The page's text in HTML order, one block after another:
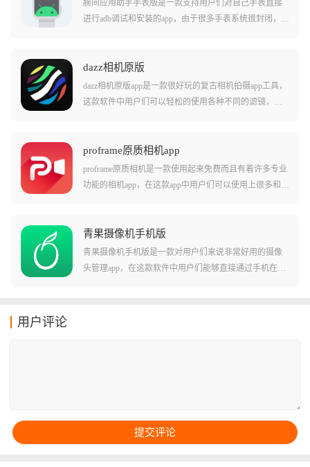
腕间应用助手手表版是一款支持用户们对自己手表直接
进行adb调试和安装的app，由于很多手表系统很封闭，许
令行的操作。在这款软件中还支持用户们进行各种手表
软件的获取和安装，并且允许对手表的细致权限进行修
改，使用起来非常轻松！
dazz相机原版
dazz相机原版app是一款很好玩的复古相机拍摄app工具，
这款软件中用户们可以轻松的使用各种不同的滤镜，还
特殊的成像效果！软件中用户们还能参照一些著名照片
或者是摄影师的滤镜类型，直接复制他们的出片效果！
这对于不知道怎么搭配滤镜的用户来说还挺管用的！
proframe原质相机app
proframe原质相机是一款使用起来免费而且有着许多专业
功能的相机app，在这款app中用户们可以使用上很多和普
用方式，让您使用手机就能体验到类似单反相机的效
果！在这款软件中用户们还能拍摄各种不同类型的相
片，并且在线和其他用户们共享！
青果摄像机手机版
青果摄像机手机版是一款对用户们来说非常好用的摄像
头管理app，在这款软件中用户们能够直接通过手机在线
用户评论